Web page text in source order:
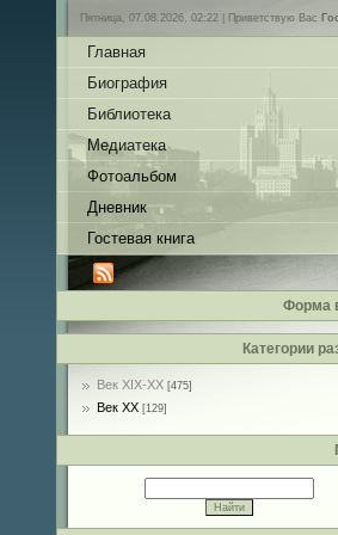
Пятница, 07.08.2026, 02:22 | Приветствую Вас
Главная
Биография
Библиотека
Медиатека
Фотоальбом
Дневник
Гостевая книга
Форма
Категории
Век XIX-ХХ [475]
Век ХХ [129]